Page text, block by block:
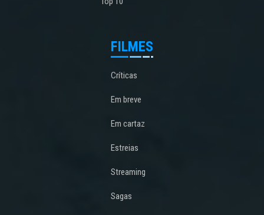
FILMES
Críticas
Em breve
Em cartaz
Estreias
Streaming
Sagas